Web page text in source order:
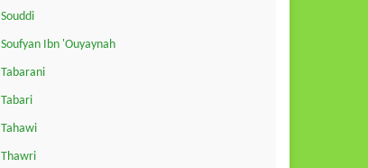
Souddi
Soufyan Ibn 'Ouyaynah
Tabarani
Tabari
Tahawi
Thawri